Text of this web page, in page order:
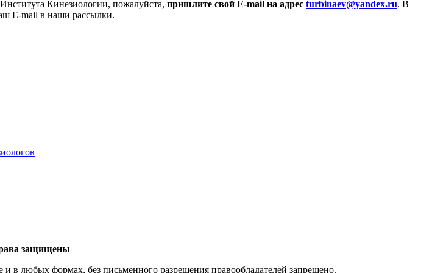
Кинезиологии, пожалуйста, пришлите свой E-mail на адрес turbinaev@yandex.ru. В
E-mail в наши рассылки.
защищены
в любых формах, без письменного разрешения правообладателей запрещено.